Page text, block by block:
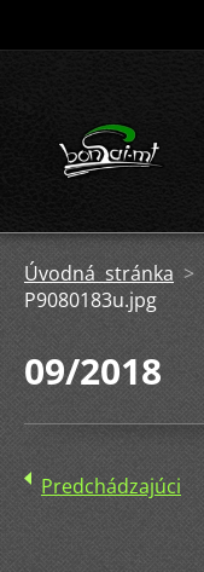
Úvodná stránka >
P9080183u.jpg
09/2018
Predchádzajúci